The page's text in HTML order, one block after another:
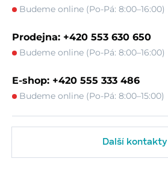
Budeme online (Po-Pá: 8:00–16:00)
Prodejna: +420 553 630 650
Budeme online (Po-Pá: 8:00–16:00)
E-shop: +420 555 333 486
Budeme online (Po-Pá: 8:00–15:00)
Další kontakty